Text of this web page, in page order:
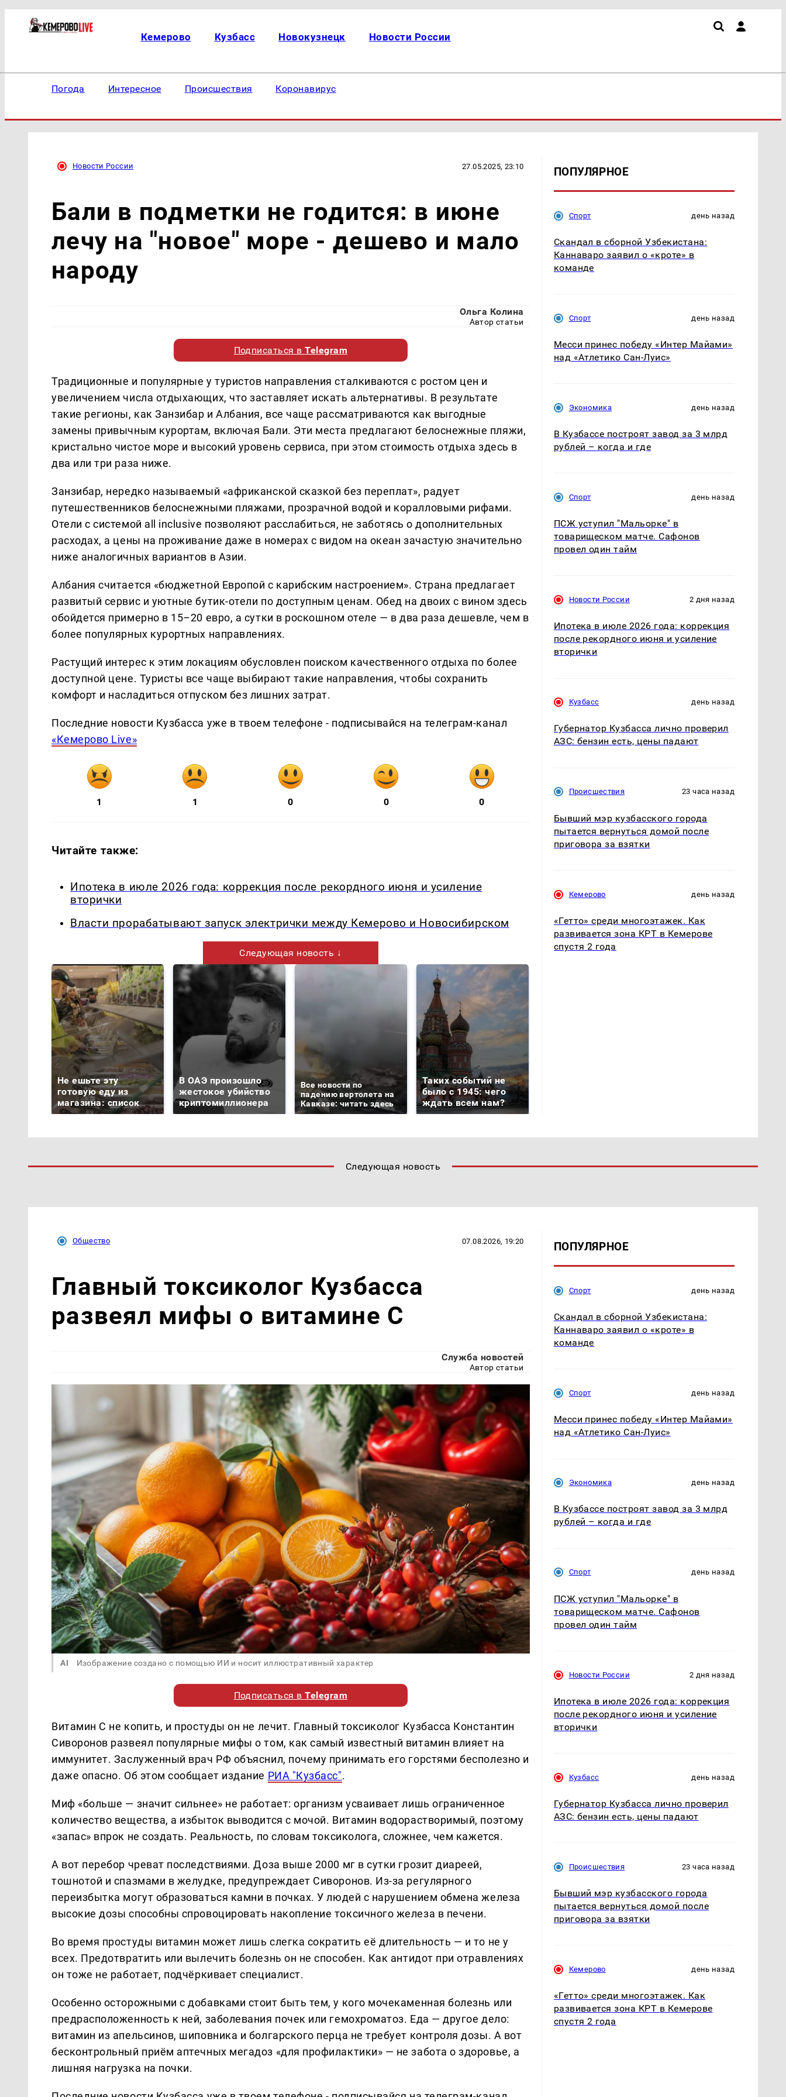
Кемерово Кузбасс Новокузнецк Новости России
Погода Интересное Происшествия Коронавирус
Новости России 27.05.2025, 23:10
Бали в подметки не годится: в июне
лечу на "новое" море - дешево и мало
народу
Ольга Колина
Автор статьи
Подписаться вTelegram
Традиционные и популярные у туристов направления сталкиваются с ростом цен и
увеличением числа отдыхающих, что заставляет искать альтернативы. В результате
такие регионы, как Занзибар и Албания, все чаще рассматриваются как выгодные
замены привычным курортам, включая Бали. Эти места предлагают белоснежные пляжи,
кристально чистое море и высокий уровень сервиса, при этом стоимость отдыха здесь в
два или три раза ниже.
Занзибар, нередко называемый «африканской сказкой без переплат», радует
путешественников белоснежными пляжами, прозрачной водой и коралловыми рифами.
Отели с системой all inclusive позволяют расслабиться, не заботясь о дополнительных
расходах, а цены на проживание даже в номерах с видом на океан зачастую значительно
ниже аналогичных вариантов в Азии.
Албания считается «бюджетной Европой с карибским настроением». Страна предлагает
развитый сервис и уютные бутик-отели по доступным ценам. Обед на двоих с вином здесь
обойдется примерно в 15–20 евро, а сутки в роскошном отеле — в два раза дешевле, чем в
более популярных курортных направлениях.
Растущий интерес к этим локациям обусловлен поиском качественного отдыха по более
доступной цене. Туристы все чаще выбирают такие направления, чтобы сохранить
комфорт и насладиться отпуском без лишних затрат.
Последние новости Кузбасса уже в твоем телефоне - подписывайся на телеграм-канал
«Кемерово Live»
1 1 0 0 0
Читайте также:
Ипотека в июле 2026 года: коррекция после рекордного июня и усиление
вторички
Власти прорабатывают запуск электрички между Кемерово и Новосибирском
Следующая новость ↓
Не ешьте эту
готовую еду из
магазина: список
В ОАЭ произошло
жестокое убийство
криптомиллионера
Все новости по
падению вертолета на
Кавказе: читать здесь
Таких событий не
было с 1945: чего
ждать всем нам?
ПОПУЛЯРНОЕ
Спорт день назад
Скандал в сборной Узбекистана:
Каннаваро заявил о «кроте» в
команде
Спорт день назад
Месси принес победу «Интер Майами»
над «Атлетико Сан-Луис»
Экономика день назад
В Кузбассе построят завод за 3 млрд
рублей – когда и где
Спорт день назад
ПСЖ уступил "Мальорке" в
товарищеском матче. Сафонов
провел один тайм
Новости России 2 дня назад
Ипотека в июле 2026 года: коррекция
после рекордного июня и усиление
вторички
Кузбасс день назад
Губернатор Кузбасса лично проверил
АЗС: бензин есть, цены падают
Происшествия 23 часа назад
Бывший мэр кузбасского города
пытается вернуться домой после
приговора за взятки
Кемерово день назад
«Гетто» среди многоэтажек. Как
развивается зона КРТ в Кемерове
спустя 2 года
Следующая новость
Общество 07.08.2026, 19:20
Главный токсиколог Кузбасса
развеял мифы о витамине С
Служба новостей
Автор статьи
AI Изображение создано с помощью ИИ и носит иллюстративный характер
Подписаться вTelegram
Витамин С не копить, и простуды он не лечит. Главный токсиколог Кузбасса Константин
Сиворонов развеял популярные мифы о том, как самый известный витамин влияет на
иммунитет. Заслуженный врач РФ объяснил, почему принимать его горстями бесполезно и
даже опасно. Об этом сообщает издание РИА "Кузбасс".
Миф «больше — значит сильнее» не работает: организм усваивает лишь ограниченное
количество вещества, а избыток выводится с мочой. Витамин водорастворимый, поэтому
«запас» впрок не создать. Реальность, по словам токсиколога, сложнее, чем кажется.
А вот перебор чреват последствиями. Доза выше 2000 мг в сутки грозит диареей,
тошнотой и спазмами в желудке, предупреждает Сиворонов. Из-за регулярного
переизбытка могут образоваться камни в почках. У людей с нарушением обмена железа
высокие дозы способны спровоцировать накопление токсичного железа в печени.
Во время простуды витамин может лишь слегка сократить её длительность — и то не у
всех. Предотвратить или вылечить болезнь он не способен. Как антидот при отравлениях
он тоже не работает, подчёркивает специалист.
Особенно осторожными с добавками стоит быть тем, у кого мочекаменная болезнь или
предрасположенность к ней, заболевания почек или гемохроматоз. Еда — другое дело:
витамин из апельсинов, шиповника и болгарского перца не требует контроля дозы. А вот
бесконтрольный приём аптечных мегадоз «для профилактики» — не забота о здоровье, а
лишняя нагрузка на почки.
ПОПУЛЯРНОЕ
Спорт день назад
Скандал в сборной Узбекистана:
Каннаваро заявил о «кроте» в
команде
Спорт день назад
Месси принес победу «Интер Майами»
над «Атлетико Сан-Луис»
Экономика день назад
В Кузбассе построят завод за 3 млрд
рублей – когда и где
Спорт день назад
ПСЖ уступил "Мальорке" в
товарищеском матче. Сафонов
провел один тайм
Новости России 2 дня назад
Ипотека в июле 2026 года: коррекция
после рекордного июня и усиление
вторички
Кузбасс день назад
Губернатор Кузбасса лично проверил
АЗС: бензин есть, цены падают
Происшествия 23 часа назад
Бывший мэр кузбасского города
пытается вернуться домой после
приговора за взятки
Кемерово день назад
«Гетто» среди многоэтажек. Как
развивается зона КРТ в Кемерове
спустя 2 года